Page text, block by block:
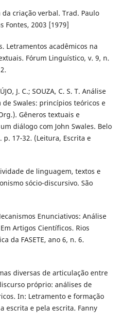
criação verbal. Trad. Paulo
Fontes, 2003 [1979]
Letramentos acadêmicos na
Fórum Linguístico, v. 9, n.
J. C.; SOUZA, C. S. T. Análise
Swales: princípios teóricos e
Gêneros textuais e
diálogo com John Swales. Belo
p. 17-32. (Leitura, Escrita e
de linguagem, textos e
sócio-discursivo. São
Enunciativos: Análise
Artigos Científicos. Rios
da FASETE, ano 6, n. 6.
diversas de articulação entre
próprio: análises de
In: Letramento e formação
escrita e pela escrita. Fanny